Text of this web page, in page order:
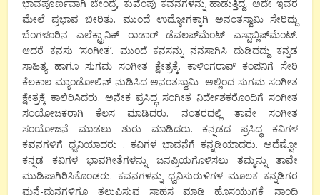
ಭಾವಪೂರ್ಣವಾಗಿ ಬೇಂದ್ರೆ, ಕುವೆಂಪು ಕವನಗಳನ್ನು ಹಾಡುತ್ತಿದ್ದ, ಅದೇ ಇವರ
ಮೇಲೆ ಪ್ರಭಾವ ಬೀರಿತು. ಮುಂದೆ ಉದ್ಯೋಗಕ್ಕಾಗಿ ಅನಂತಸ್ವಾಮಿ ಸೇರಿದ್ದು
ಬೆಂಗಳೂರಿನ ಎಲೆಕ್ಟ್ರಾನಿಕ್‌ ರಾಡಾರ್‌ ಡೆವಲಪ್‌ಮೆಂಟ್‌ ಎಸ್ಟಾಬ್ಲಿಷ್‌ಮೆಂಟ್‌.
ಆದರೆ ಕನಸು ‘ಸಂಗೀತ’. ಮುಂದೆ ಕನಸನ್ನು ನನಸಾಗಿಸಿ ದುಡಿದದ್ದು ಕನ್ನಡ
ಸಾಹಿತ್ಯ ಹಾಗೂ ಸುಗಮ ಸಂಗೀತ ಕ್ಷೇತ್ರಕ್ಕೆ. ಕಾಳಿಂಗರಾವ್‌ ಕಂಪನಿಗೆ ಸೇರಿ
ಕೆಲಕಾಲ ಮ್ಯಾಂಡೋಲಿನ್‌ ನುಡಿಸಿದ ಅನಂತಸ್ವಾಮಿ ಅಲ್ಲಿಂದ ಸುಗಮ ಸಂಗೀತ
ಕ್ಷೇತ್ರಕ್ಕೆ ಕಾಲಿರಿಸಿದರು. ಅನೇಕ ಪ್ರಸಿದ್ಧ ಸಂಗೀತ ನಿರ್ದೇಶಕರೊಂದಿಗೆ ಸಂಗೀತ
ಸಂಯೋಜಕರಾಗಿ ಕೆಲಸ ಮಾಡಿದರು. ನಂತರದಲ್ಲಿ ತಾವೇ ಸಂಗೀತ
ಸಂಯೋಜನೆ ಮಾಡಲು ಶುರು ಮಾಡಿದರು. ಕನ್ನಡದ ಪ್ರಸಿದ್ಧ ಕವಿಗಳ
ಕವನಗಳಿಗೆ ಧ್ವನಿಯಾದರು . ಕವಿಗಳ ಭಾವನೆಗೆ ಕನ್ನಡಿಯಾದರು. ಅದೆಷ್ಟೋ
ಕನ್ನಡ ಕವಿಗಳ ಭಾವಗೀತೆಗಳನ್ನು ಜನಪ್ರಿಯಗೊಳಿಸಲು ತಮ್ಮನ್ನು ತಾವೇ
ಮುಡಿಪಾಗಿರಿಸಿಕೊಂಡರು. ಕವನಗಳನ್ನು ಧ್ವನಿಸುರುಳಿಗಳ ಮೂಲಕ ಕನ್ನಡಿಗರ
ಮನೆ-ಮನಗಳಿಗೂ ತಲುಪಿಸುವ ಸಾಹಸ ಮಾಡಿ ಹೊಸಯುಗಕ್ಕೆ ನಾಂದಿ